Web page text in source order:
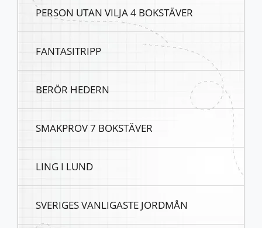
PERSON UTAN VILJA 4 BOKSTÄVER
FANTASITRIPP
BERÖR HEDERN
SMAKPROV 7 BOKSTÄVER
LING I LUND
SVERIGES VANLIGASTE JORDMÅN